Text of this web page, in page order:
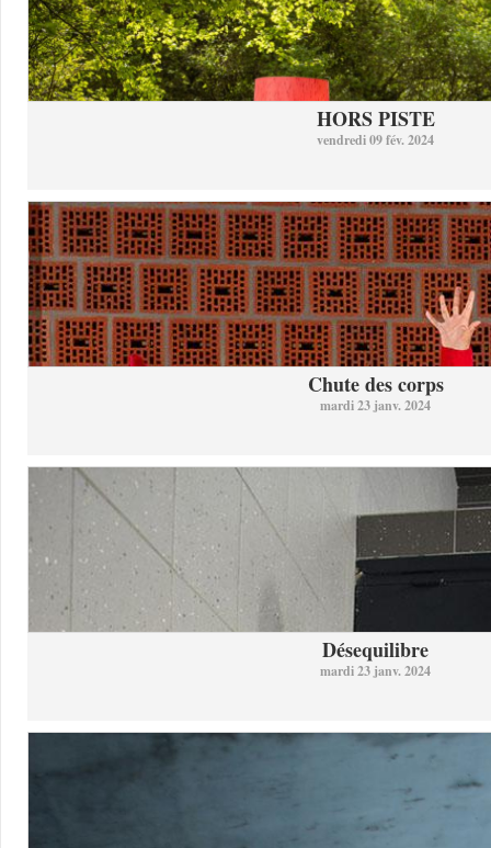
HORS PISTE
vendredi 09 fév. 2024
Chute des corps
mardi 23 janv. 2024
Désequilibre
mardi 23 janv. 2024